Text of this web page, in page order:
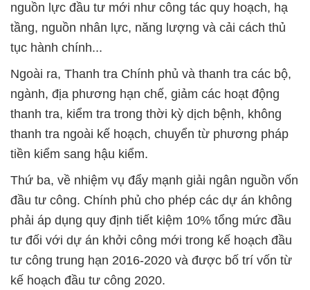
nguồn lực đầu tư mới như công tác quy hoạch, hạ
tầng, nguồn nhân lực, năng lượng và cải cách thủ
tục hành chính...
Ngoài ra, Thanh tra Chính phủ và thanh tra các bộ,
ngành, địa phương hạn chế, giảm các hoạt động
thanh tra, kiểm tra trong thời kỳ dịch bệnh, không
thanh tra ngoài kế hoạch, chuyển từ phương pháp
tiền kiểm sang hậu kiểm.
Thứ ba, về nhiệm vụ đẩy mạnh giải ngân nguồn vốn
đầu tư công. Chính phủ cho phép các dự án không
phải áp dụng quy định tiết kiệm 10% tổng mức đầu
tư đối với dự án khởi công mới trong kế hoạch đầu
tư công trung hạn 2016-2020 và được bố trí vốn từ
kế hoạch đầu tư công 2020.